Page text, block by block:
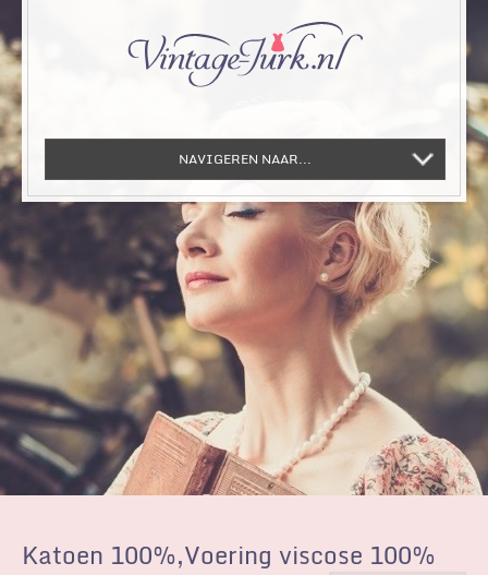
NAVIGEREN NAAR...
Katoen 100%,Voering viscose 100%